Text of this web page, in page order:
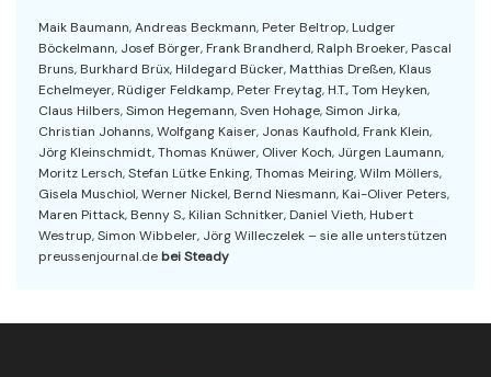
Maik Baumann, Andreas Beckmann, Peter Beltrop, Ludger
Böckelmann, Josef Börger, Frank Brandherd, Ralph Broeker, Pascal
Bruns, Burkhard Brüx, Hildegard Bücker, Matthias Dreßen, Klaus
Echelmeyer, Rüdiger Feldkamp, Peter Freytag, H.T., Tom Heyken,
Claus Hilbers, Simon Hegemann, Sven Hohage, Simon Jirka,
Christian Johanns, Wolfgang Kaiser, Jonas Kaufhold, Frank Klein,
Jörg Kleinschmidt, Thomas Knüwer, Oliver Koch, Jürgen Laumann,
Moritz Lersch, Stefan Lütke Enking, Thomas Meiring, Wilm Möllers,
Gisela Muschiol, Werner Nickel, Bernd Niesmann, Kai-Oliver Peters,
Maren Pittack, Benny S., Kilian Schnitker, Daniel Vieth, Hubert
Westrup, Simon Wibbeler, Jörg Willeczelek – sie alle unterstützen
preussenjournal.de bei Steady